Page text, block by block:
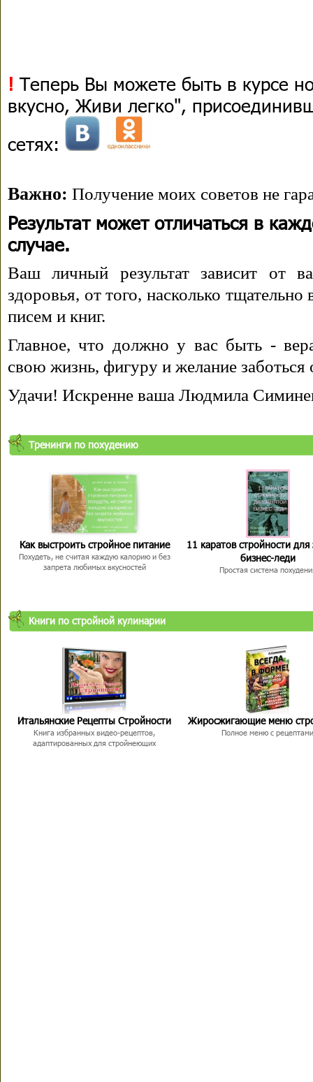
! Теперь Вы можете быть в курсе
вкусно, Живи легко",
сетях:
Важно: Получение моих советов не
Результат может отличаться в
случае.
Ваш личный результат зависит от
здоровья, от того, насколько
писем и книг.
Главное, что должно у вас быть -
свою жизнь, фигуру и желание заботься
Удачи! Искренне ваша Людмила
Тренинги по похудению
Как выстроить стройное питание
Похудеть, не считая каждую калорию и без
запрета любимых вкусностей
11 каратов стройности для
бизнес-леди
Простая система
Книги по стройной кулинарии
Итальянские Рецепты Стройности
Книга избранных видео-рецептов,
адаптированных для стройнеющих
Жиросжигающие меню
Полное меню с рецептами